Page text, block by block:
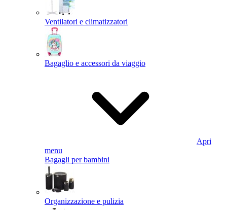
Ventilatori e climatizzatori
Bagaglio e accessori da viaggio
Apri
menu
Bagagli per bambini
Organizzazione e pulizia